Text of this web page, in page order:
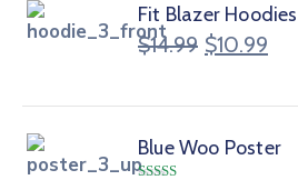
Fit Blazer Hoodies
$14.99 $10.99
Blue Woo Poster